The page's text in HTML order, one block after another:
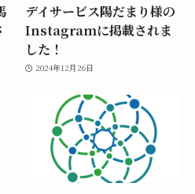
デイサービス陽だまり様の
Instagramに掲載されま
した！
2024年12月26日